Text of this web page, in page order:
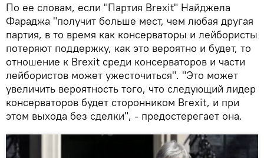
По ее словам, если "Партия Brexit" Найджела
Фараджа "получит больше мест, чем любая другая
партия, в то время как консерваторы и лейбористы
потеряют поддержку, как это вероятно и будет, то
отношение к Brexit среди консерваторов и части
лейбористов может ужесточиться". "Это может
увеличить вероятность того, что следующий лидер
консерваторов будет сторонником Brexit, и при
этом выхода без сделки", - предостерегает она.